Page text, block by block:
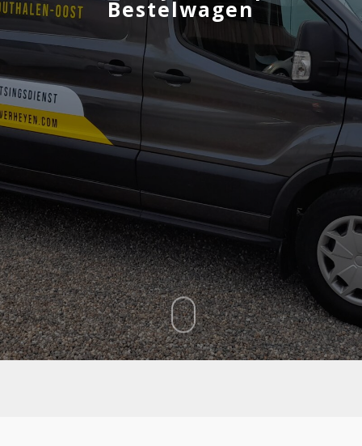
Bestelwagen